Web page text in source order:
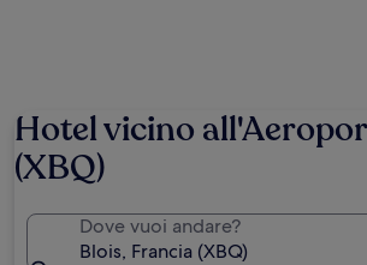
Hotel vicino
(XBQ)
Dove vuoi andare?
Blois, Francia (XBQ)